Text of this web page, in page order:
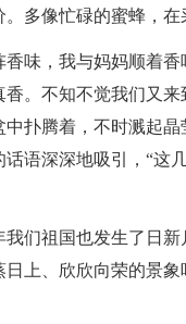
多像忙碌的蜜蜂，在
，我与妈妈顺着香
香。不知不觉我们又
中扑腾着，不时溅起
话语深深地吸引，“这
祖国也发生了日新
上、欣欣向荣的景象